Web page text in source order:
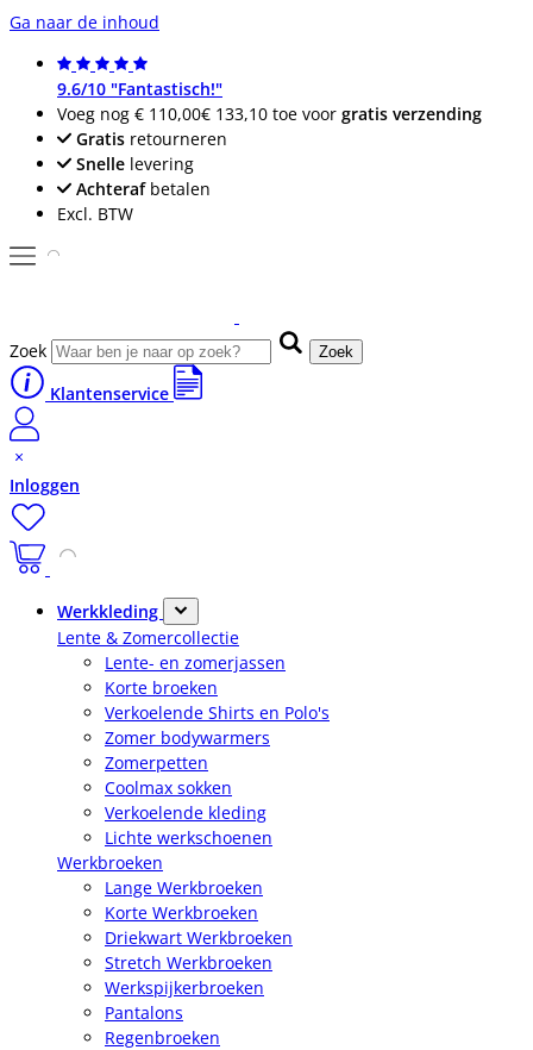
Ga naar de inhoud
9.6/10 "Fantastisch!"
Voeg nog € 110,00€ 133,10 toe voor gratis verzending
Gratis retourneren
Snelle levering
Achterafbetalen
Excl. BTW
Zoek Zoek
Klantenservice
Inloggen
Werkkleding
Lente & Zomercollectie
Lente- en zomerjassen
Korte broeken
Verkoelende Shirts en Polo's
Zomer bodywarmers
Zomerpetten
Coolmax sokken
Verkoelende kleding
Lichte werkschoenen
Werkbroeken
Lange Werkbroeken
Korte Werkbroeken
Driekwart Werkbroeken
Stretch Werkbroeken
Werkspijkerbroeken
Pantalons
Regenbroeken